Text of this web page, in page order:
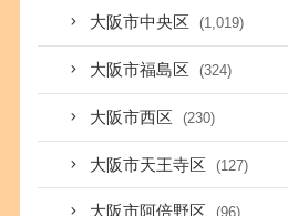
大阪市中央区 (1,019)
大阪市福島区 (324)
大阪市西区 (230)
大阪市天王寺区 (127)
大阪市阿倍野区 (96)